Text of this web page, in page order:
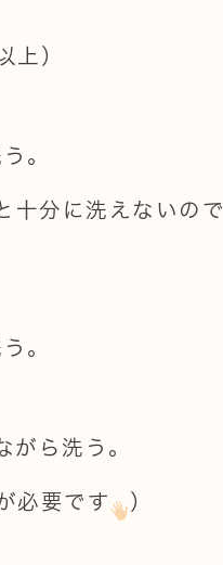
上）
。
十分に洗えないので
。
ら洗う。
必要です ）